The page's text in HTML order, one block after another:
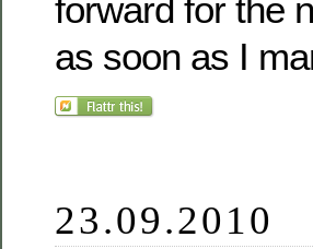
forward for the
as soon as I
23.09.2010